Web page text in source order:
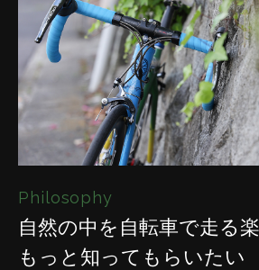
Philosophy
自然の中を自転車で走る
もっと知ってもらいたい